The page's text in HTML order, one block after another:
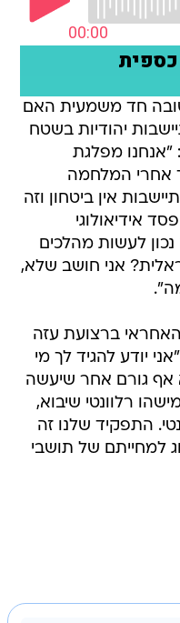
חד משמעית האם
יהודיות בשטח
"אנחנו מפלגת
אחרי המלחמה
אין ביטחון וזה
אידיאולוגי
לעשות מהלכים
אני חושב שלא,
ברצועת עזה
יודע להגיד לך מי
גורם אחר שיעשה
רלוונטי שיבוא,
התפקיד שלנו זה
למחייתם של תושבי